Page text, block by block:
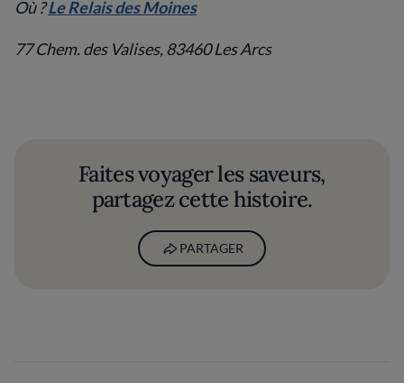
Où ?Le Relais des Moines
77 Chem. des Valises, 83460 Les Arcs
Faites voyager les saveurs,
partagez cette histoire.
PARTAGER